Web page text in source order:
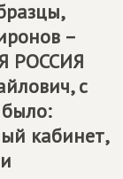
–
РОССИЯ
с
кабинет,